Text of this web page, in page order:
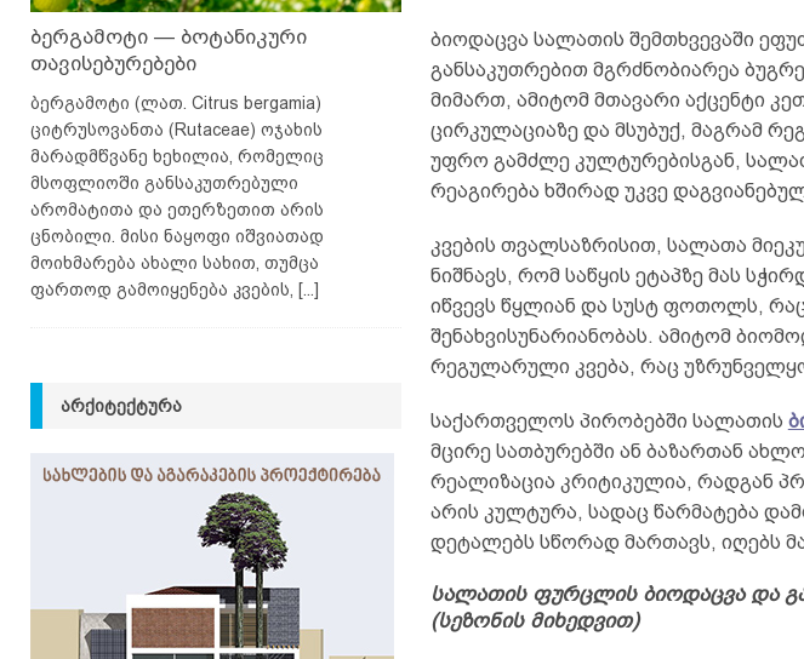
ბიოდაცვა სალათის შემთხვევაში
განსაკუთრებით მგრძნობიარეა
მიმართ, ამიტომ მთავარი აქცენტი
ცირკულაციაზე და მსუბუქ, მაგრამ
უფრო გამძლე კულტურებისგან,
რეაგირება ხშირად უკვე
კვების თვალსაზრისით, სალათა
ნიშნავს, რომ საწყის ეტაპზე მას
იწვევს წყლიან და სუსტ ფოთოლს,
შენახვისუნარიანობას. ამიტომ
რეგულარული კვება, რაც
საქართველოს პირობებში სალათის
მცირე სათბურებში ან ბაზართან
რეალიზაცია კრიტიკულია, რადგან
არის კულტურა, სადაც წარმატება
დეტალებს სწორად მართავს, იღებს
სალათის ფურცლის ბიოდაცვა და
(სეზონის მიხედვით)
ბერგამოტი — ბოტანიკური
თავისებურებები
ბერგამოტი (ლათ. Citrus bergamia)
ციტრუსოვანთა (Rutaceae) ოჯახის
მარადმწვანე ხეხილია, რომელიც
მსოფლიოში განსაკუთრებული
არომატითა და ეთერზეთით არის
ცნობილი. მისი ნაყოფი იშვიათად
მოიხმარება ახალი სახით, თუმცა
ფართოდ გამოიყენება კვების,
[...]
ᲐᲠᲥᲘᲢᲔᲥᲢᲣᲠᲐ